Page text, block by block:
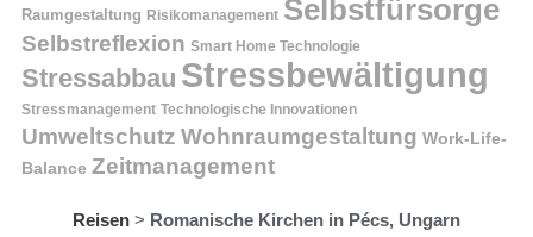
Raumgestaltung Risikomanagement Selbstfürsorge
Selbstreflexion Smart Home Technologie
Stressabbau Stressbewältigung
Stressmanagement Technologische Innovationen
Umweltschutz Wohnraumgestaltung Work-Life-
Balance Zeitmanagement
Reisen > Romanische Kirchen in Pécs, Ungarn